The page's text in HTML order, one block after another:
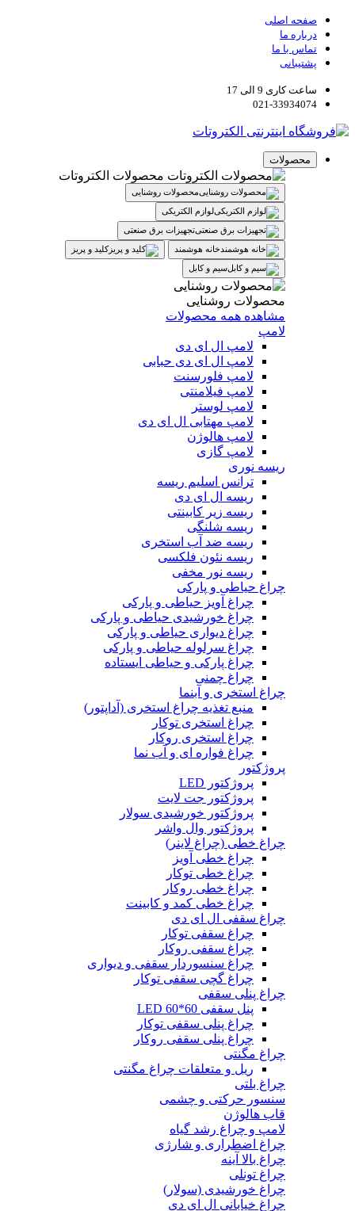
صفحه اصلی
درباره ما
تماس با ما
پشتیبانی
ساعت کاری 9 الی 17
021-33934074
محصولات
محصولات الکتروتات
محصولات روشنایی
لوازم الکتریکی
تجهیزات برق صنعتی
خانه هوشمند
کلید و پریز
سیم و کابل
محصولات روشنایی
مشاهده همه محصولات
لامپ
لامپ ال ای دی
لامپ ال ای دی حبابی
لامپ فلورسنت
لامپ فیلامنتی
لامپ لوستر
لامپ مهتابی ال ای دی
لامپ هالوژن
لامپ گازی
ریسه نوری
ترانس اسلیم ریسه
ریسه ال ای دی
ریسه زیر کابینتی
ریسه شلنگی
ریسه ضد آب استخری
ریسه نئون فلکسی
ریسه نور مخفی
چراغ حیاطی و پارکی
چراغ آویز حیاطی و پارکی
چراغ خورشیدی حیاطی و پارکی
چراغ دیواری حیاطی و پارکی
چراغ سرلوله حیاطی و پارکی
چراغ پارکی و حیاطی ایستاده
چراغ چمنی
چراغ استخری و آبنما
منبع تغذیه چراغ استخری (آداپتور)
چراغ استخری توکار
چراغ استخری روکار
چراغ فواره ای و آب نما
پروژکتور
پروژکتور LED
پروژکتور جت لایت
پروژکتور خورشیدی سولار
پروژکتور وال واشر
چراغ خطی (چراغ لاینر)
چراغ خطی آویز
چراغ خطی توکار
چراغ خطی روکار
چراغ خطی کمد و کابینت
چراغ سقفی ال ای دی
چراغ سقفی توکار
چراغ سقفی روکار
چراغ سنسوردار سقفی و دیواری
چراغ گچی سقفی توکار
چراغ پنلی سقفی
پنل سقفی 60*60 LED
چراغ پنلی سقفی توکار
چراغ پنلی سقفی روکار
چراغ مگنتی
ریل و متعلقات چراغ مگنتی
چراغ بلتی
سنسور حرکتی و چشمی
قاب هالوژن
لامپ و چراغ رشد گیاه
چراغ اضطراری و شارژی
چراغ بالا آینه
چراغ تونلی
چراغ خورشیدی (سولار)
چراغ خیابانی ال ای دی